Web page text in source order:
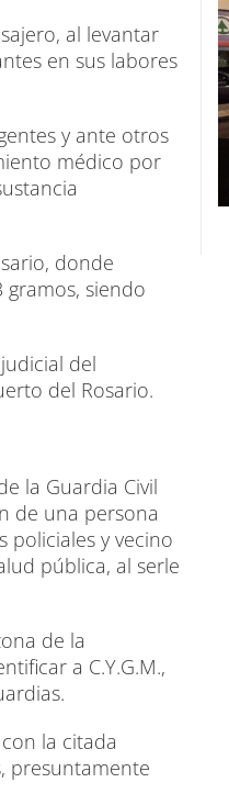
al levantar
en sus labores
y ante otros
médico por
donde
siendo
del
del Rosario.
la Guardia Civil
de una persona
policiales y vecino
pública, al serle
de la
a C.Y.G.M.,
la citada
presuntamente